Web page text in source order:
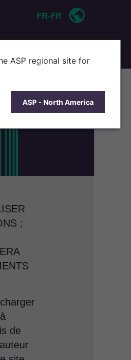
FR-FR
;
de
ASP regional site for
ASP - North America